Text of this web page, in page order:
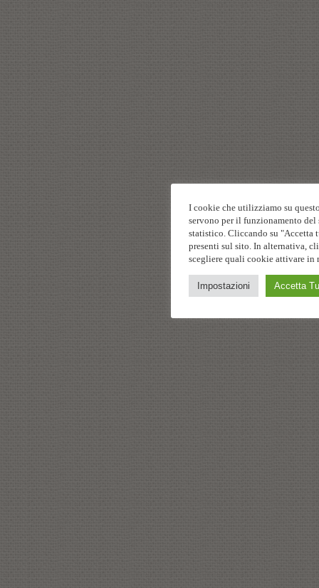
I cookie che utilizziamo su
servono per il funzionamento del
statistico. Cliccando su
presenti sul sito. In alternativa,
scegliere quali cookie attivare in
Impostazioni Accetta